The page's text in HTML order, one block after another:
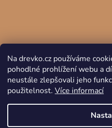
Na drevko.cz používáme
pohodlné prohlížení webu a
neustále zlepšovali jeho
použitelnost. Více informací